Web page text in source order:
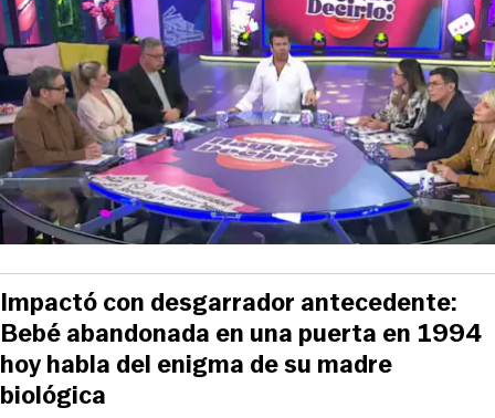
Impactó con desgarrador antecedente:
Bebé abandonada en una puerta en 1994
hoy habla del enigma de su madre
biológica